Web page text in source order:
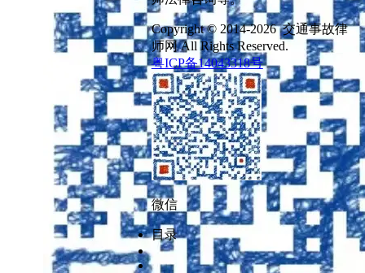
Copyright © 2014-2026 交通事故律
师网 All Rights Reserved.
粤ICP备14043318号
微信
目录